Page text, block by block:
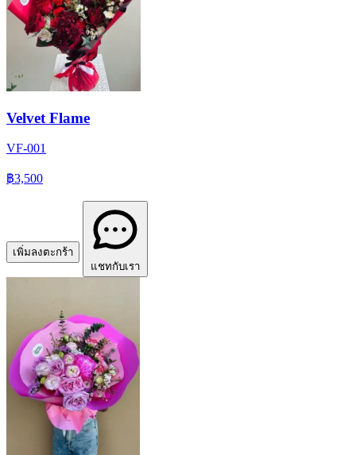
Velvet Flame
VF-001
฿3,500
เพิ่มลงตะกร้า
แชทกับเรา